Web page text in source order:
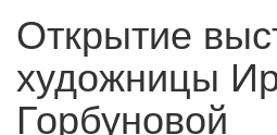
Открытие
художницы
Горбуновой